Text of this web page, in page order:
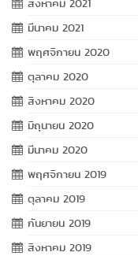
มีนาคม 2021
พฤศจิกายน 2020
ตุลาคม 2020
สิงหาคม 2020
มิถุนายน 2020
มีนาคม 2020
พฤศจิกายน 2019
ตุลาคม 2019
กันยายน 2019
สิงหาคม 2019